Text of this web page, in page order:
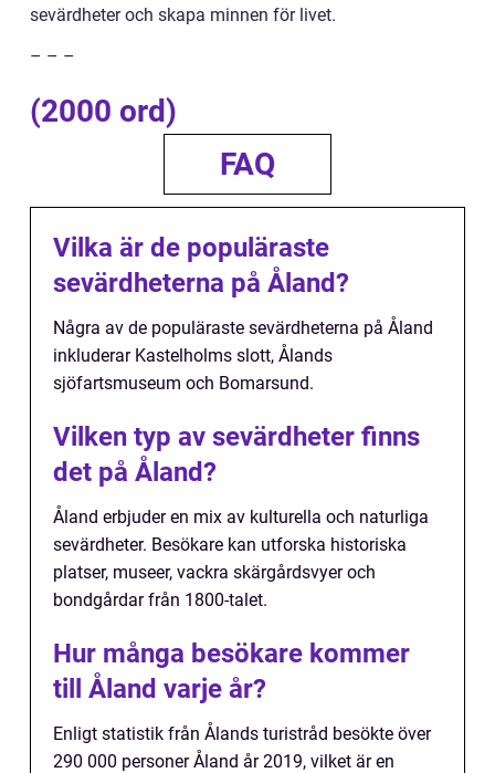
sevärdheter och skapa minnen för livet.
– – –
(2000 ord)
FAQ
Vilka är de populäraste
sevärdheterna på Åland?
Några av de populäraste sevärdheterna på Åland
inkluderar Kastelholms slott, Ålands
sjöfartsmuseum och Bomarsund.
Vilken typ av sevärdheter finns
det på Åland?
Åland erbjuder en mix av kulturella och naturliga
sevärdheter. Besökare kan utforska historiska
platser, museer, vackra skärgårdsvyer och
bondgårdar från 1800-talet.
Hur många besökare kommer
till Åland varje år?
Enligt statistik från Ålands turistråd besökte över
290 000 personer Åland år 2019, vilket är en